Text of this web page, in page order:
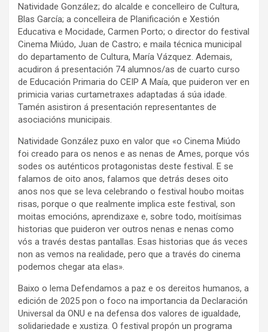
Natividade González; do alcalde e concelleiro de Cultura,
Blas García; a concelleira de Planificación e Xestión
Educativa e Mocidade, Carmen Porto; o director do festival
Cinema Miúdo, Juan de Castro; e maila técnica municipal
do departamento de Cultura, María Vázquez. Ademais,
acudiron á presentación 74 alumnos/as de cuarto curso
de Educación Primaria do CEIP A Maía, que puideron ver en
primicia varias curtametraxes adaptadas á súa idade.
Tamén asistiron á presentación representantes de
asociacións municipais.
Natividade González puxo en valor que «o Cinema Miúdo
foi creado para os nenos e as nenas de Ames, porque vós
sodes os auténticos protagonistas deste festival. E se
falamos de oito anos, falamos que detrás deses oito
anos nos que se leva celebrando o festival houbo moitas
risas, porque o que realmente implica este festival, son
moitas emocións, aprendizaxe e, sobre todo, moitísimas
historias que puideron ver outros nenas e nenas como
vós a través destas pantallas. Esas historias que ás veces
non as vemos na realidade, pero que a través do cinema
podemos chegar ata elas».
Baixo o lema Defendamos a paz e os dereitos humanos, a
edición de 2025 pon o foco na importancia da Declaración
Universal da ONU e na defensa dos valores de igualdade,
solidariedade e xustiza. O festival propón un programa